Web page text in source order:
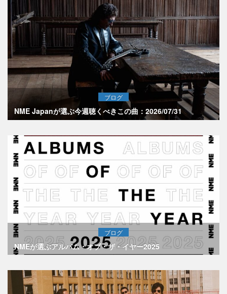
ブログ
NME Japanが選ぶ今週聴くべきこの曲：2026/07/31
ブログ
NMEが選ぶアルバム・オブ・ザ・イヤー2025